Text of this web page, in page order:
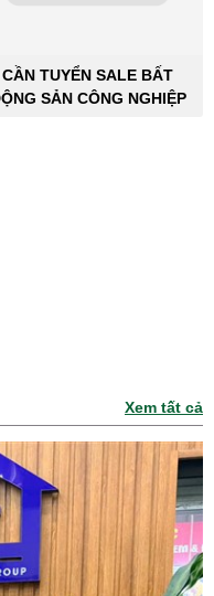
CẦN TUYỂN SALE BẤT
SẢN CÔNG NGHIỆP
Xem tất cả